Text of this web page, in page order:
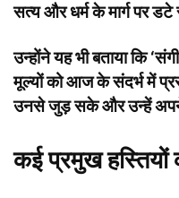
सत्य और धर्म के मार्ग पर डटे
उन्होंने यह भी बताया कि
मूल्यों को आज के संदर्भ में
उनसे जुड़ सके और उन्हें
कई प्रमुख हस्तियों